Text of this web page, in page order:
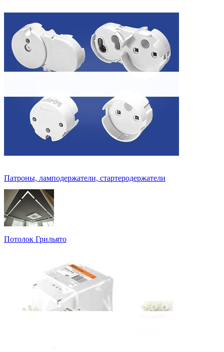
Патроны, ламподержатели, стартеродержатели
Потолок Грильято